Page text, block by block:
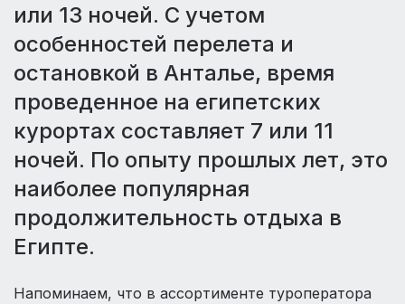
или 13 ночей. С учетом
особенностей перелета и
остановкой в Анталье, время
проведенное на египетских
курортах составляет 7 или 11
ночей. По опыту прошлых лет, это
наиболее популярная
продолжительность отдыха в
Египте.
Напоминаем, что в ассортименте туроператора